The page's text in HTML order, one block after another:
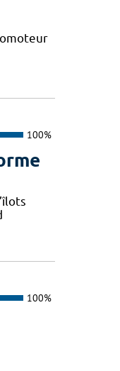
100%
100%